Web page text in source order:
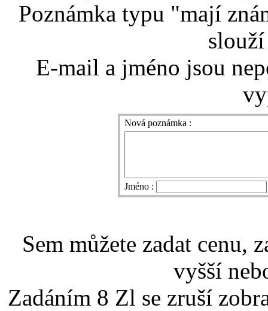
Poznámka typu "mají
E-mail a jméno jsou
Nová poznámka :
Jméno :
Sem můžete zadat cenu,
vyšší
Zadáním 8 Zl se zruší